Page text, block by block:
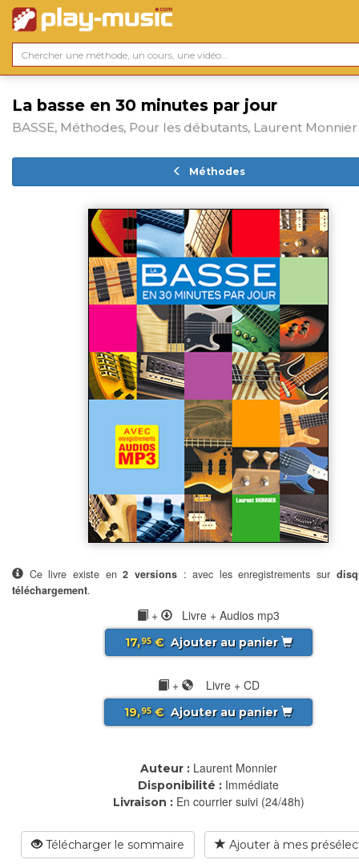
La basse en 30 minutes par jour
BASSE, Méthodes, Pour les débutants, Laurent Monnier
Méthodes
Ce livre existe en2 versions: avec les enregistrements sur
téléchargement.
+ Livre + Audios mp3
17,95€ Ajouter au panier
+ Livre + CD
19,95€ Ajouter au panier
Auteur : Laurent Monnier
Disponibilité : Immédiate
Livraison : En courrier suivi (24/48h)
Télécharger le sommaire Ajouter à mes